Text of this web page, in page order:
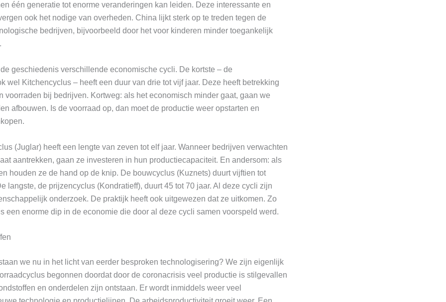
één generatie tot enorme veranderingen kan leiden. Deze interessante en
ook het nodige van overheden. China lijkt sterk op te treden tegen de
bedrijven, bijvoorbeeld door het voor kinderen minder toegankelijk
geschiedenis verschillende economische cycli. De kortste – de
wel Kitchencyclus – heeft een duur van drie tot vijf jaar. Deze heeft betrekking
voorraden bij bedrijven. Kortweg: als het economisch minder gaat, gaan we
afbouwen. Is de voorraad op, dan moet de productie weer opstarten en
(Juglar) heeft een lengte van zeven tot elf jaar. Wanneer bedrijven verwachten
aantrekken, gaan ze investeren in hun productiecapaciteit. En andersom: als
houden ze de hand op de knip. De bouwcyclus (Kuznets) duurt vijftien tot
langste, de prijzencyclus (Kondratieff), duurt 45 tot 70 jaar. Al deze cycli zijn
onderzoek. De praktijk heeft ook uitgewezen dat ze uitkomen. Zo
een enorme dip in de economie die door al deze cycli samen voorspeld werd.
we nu in het licht van eerder besproken technologisering? We zijn eigenlijk
begonnen doordat door de coronacrisis veel productie is stilgevallen
en onderdelen zijn ontstaan. Er wordt inmiddels weer veel